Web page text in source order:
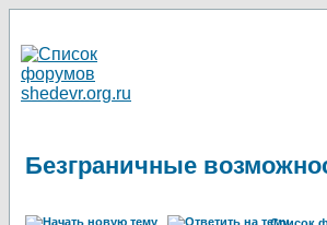
Безграничные